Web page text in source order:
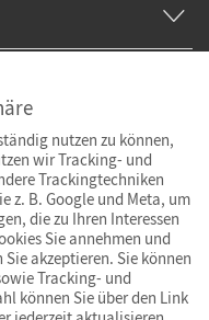
nutzen zu können,
wir Tracking- und
Trackingtechniken
z. B. Google und Meta, um
die zu Ihren Interessen
Sie annehmen und
akzeptieren. Sie können
Tracking- und
können Sie über den Link